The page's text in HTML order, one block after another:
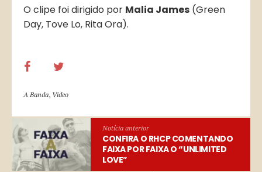
O clipe foi dirigido por Malia James (Green
Day, Tove Lo, Rita Ora).
A Banda, Video
Notícia anterior
CONFIRA O RHCP COMENTANDO
FAIXA POR FAIXA O “UNLIMITED
LOVE”